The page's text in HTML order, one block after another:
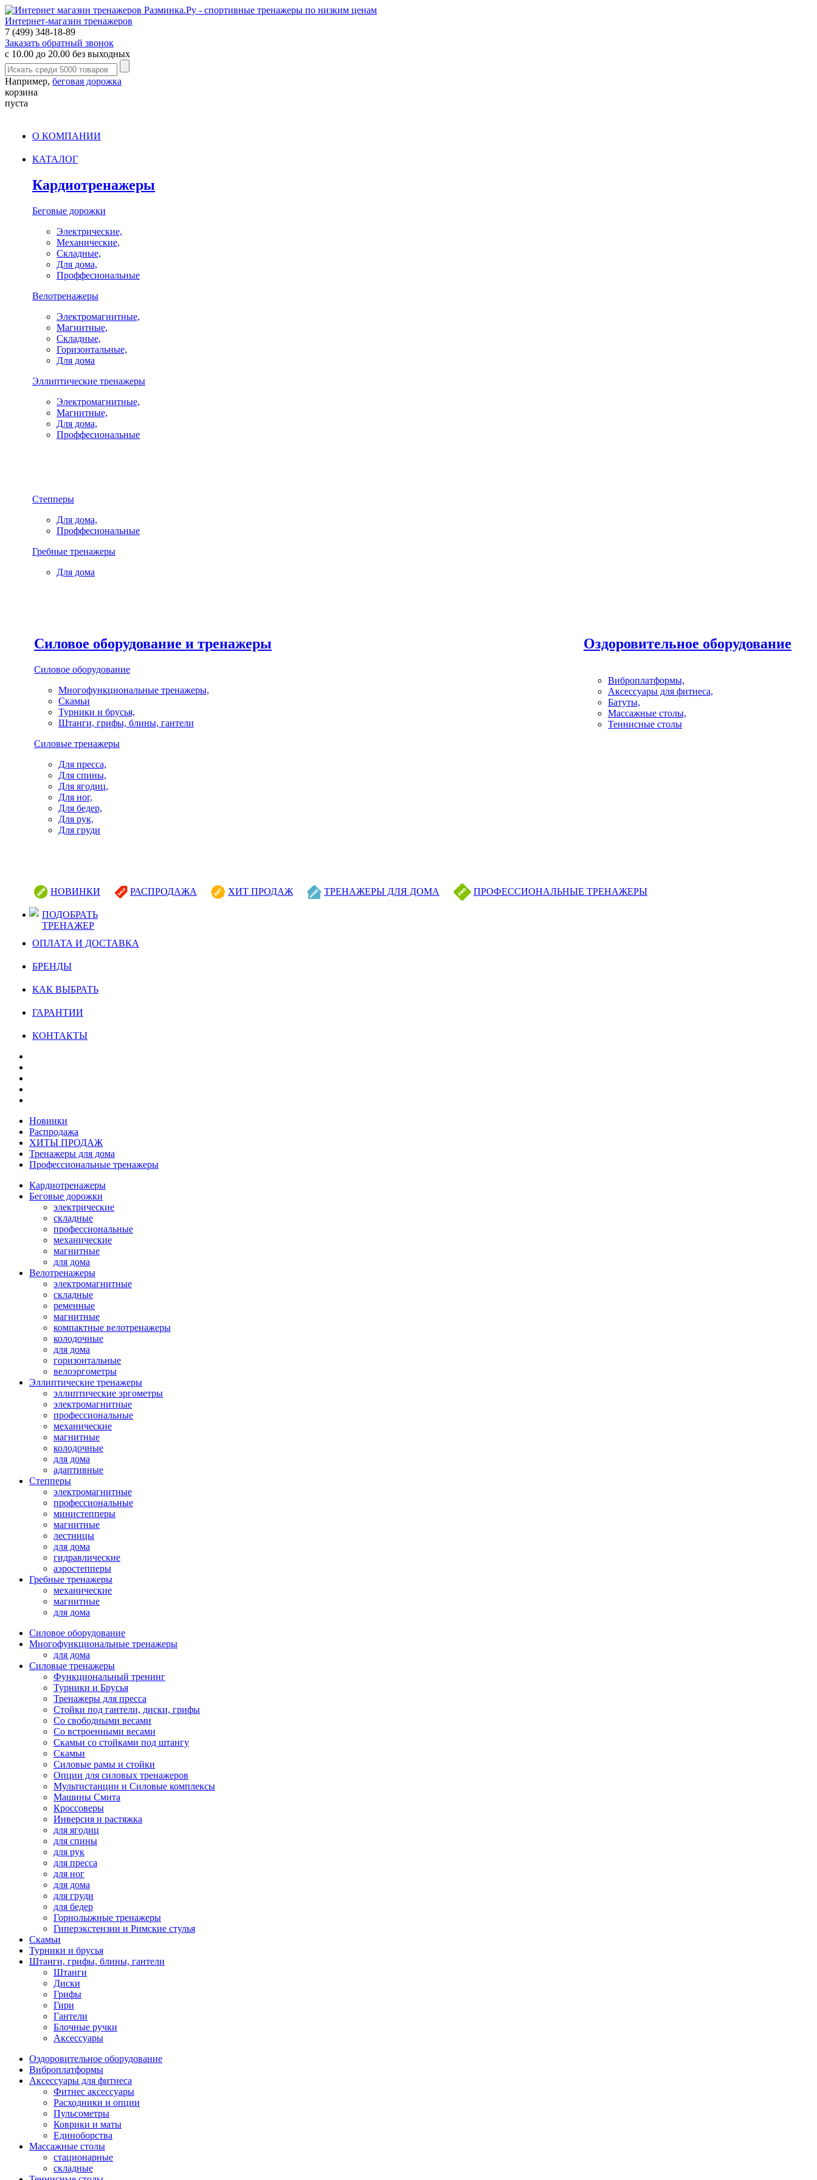
Интернет-магазин тренажеров
7 (499) 348-18-89
Заказать обратный звонок
с 10.00 до 20.00 без выходных
Например, беговая дорожка
корзина
пуста
О КОМПАНИИ
КАТАЛОГ
Кардиотренажеры
Беговые дорожки
Электрические,
Механические,
Складные,
Для дома,
Проффесиональные
Велотренажеры
Электромагнитные,
Магнитные,
Складные,
Горизонтальные,
Для дома
Эллиптические тренажеры
Электромагнитные,
Магнитные,
Для дома,
Проффесиональные
Степперы
Для дома,
Проффесиональные
Гребные тренажеры
Для дома
Силовое оборудование и тренажеры
Силовое оборудование
Многофункциональные тренажеры,
Скамьи
Турники и брусья,
Штанги, грифы, блины, гантели
Силовые тренажеры
Для пресса,
Для спины,
Для ягодиц,
Для ног,
Для бедер,
Для рук,
Для груди
Оздоровительное оборудование
Виброплатформы,
Аксессуары для фитнеса,
Батуты,
Массажные столы,
Теннисные столы
НОВИНКИ РАСПРОДАЖА ХИТ ПРОДАЖ ТРЕНАЖЕРЫ ДЛЯ ДОМА ПРОФЕССИОНАЛЬНЫЕ ТРЕНАЖЕРЫ
ПОДОБРАТЬ
ТРЕНАЖЕР
ОПЛАТА И ДОСТАВКА
БРЕНДЫ
КАК ВЫБРАТЬ
ГАРАНТИИ
КОНТАКТЫ
Новинки
Распродажа
ХИТЫ ПРОДАЖ
Тренажеры для дома
Профессиональные тренажеры
Кардиотренажеры
Беговые дорожки
электрические
складные
профессиональные
механические
магнитные
для дома
Велотренажеры
электромагнитные
складные
ременные
магнитные
компактные велотренажеры
колодочные
для дома
горизонтальные
велоэргометры
Эллиптические тренажеры
эллиптические эргометры
электромагнитные
профессиональные
механические
магнитные
колодочные
для дома
адаптивные
Степперы
электромагнитные
профессиональные
министепперы
магнитные
лестницы
для дома
гидравлические
аэростепперы
Гребные тренажеры
механические
магнитные
для дома
Силовое оборудование
Многофункциональные тренажеры
для дома
Силовые тренажеры
Функциональный тренинг
Турники и Брусья
Тренажеры для пресса
Стойки под гантели, диски, грифы
Со свободными весами
Со встроенными весами
Скамьи со стойками под штангу
Скамьи
Силовые рамы и стойки
Опции для силовых тренажеров
Мультистанции и Силовые комплексы
Машины Смита
Кроссоверы
Инверсия и растяжка
для ягодиц
для спины
для рук
для пресса
для ног
для дома
для груди
для бедер
Горнолыжные тренажеры
Гиперэкстензии и Римские стулья
Скамьи
Турники и брусья
Штанги, грифы, блины, гантели
Штанги
Диски
Грифы
Гири
Гантели
Блочные ручки
Аксессуары
Оздоровительное оборудование
Виброплатформы
Аксессуары для фитнеса
Фитнес аксессуары
Расходники и опции
Пульсометры
Коврики и маты
Единоборства
Массажные столы
стационарные
складные